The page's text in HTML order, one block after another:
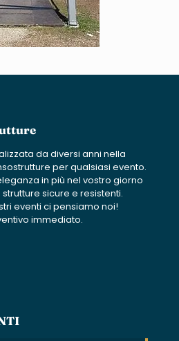
da diversi anni nella
per qualsiasi evento.
in più nel vostro giorno
sicure e resistenti.
eventi ci pensiamo noi!
immediato.